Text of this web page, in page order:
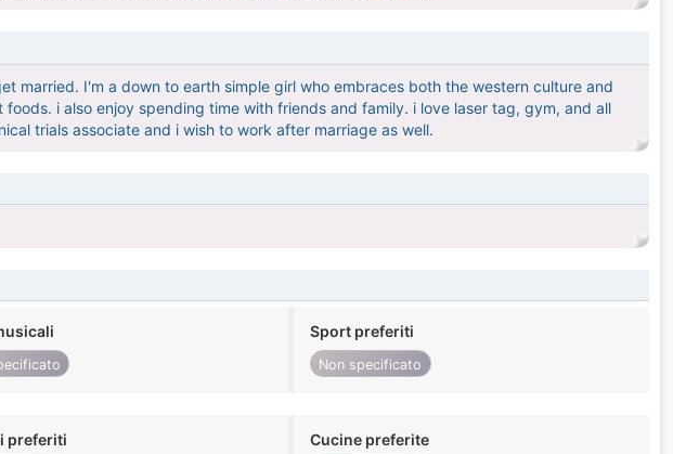
married. I'm a down to earth simple girl who embraces both the western culture and
i also enjoy spending time with friends and family. i love laser tag, gym, and all
trials associate and i wish to work after marriage as well.
Sport preferiti
Non specificato
preferiti Cucine preferite